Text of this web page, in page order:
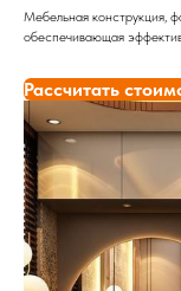
Мебельная конструкция,
обеспечивающая
Рассчитать